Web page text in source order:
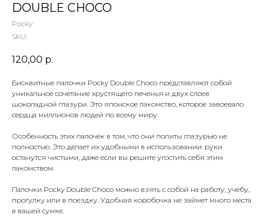
DOUBLE CHOCO
Pocky
SKU:
120,00 р.
Бисквитные палочки Pocky Double Choco представляют собой
уникальное сочетание хрустящего печенья и двух слоев
шоколадной глазури. Это японское лакомство, которое завоевало
сердца миллионов людей по всему миру.
Особенность этих палочек в том, что они политы глазурью не
полностью. Это делает их удобными в использовании: руки
останутся чистыми, даже если вы решите угостить себя этим
лакомством.
Палочки Pocky Double Choco можно взять с собой на работу, учебу,
прогулку или в поездку. Удобная коробочка не займет много места
в вашей сумке.